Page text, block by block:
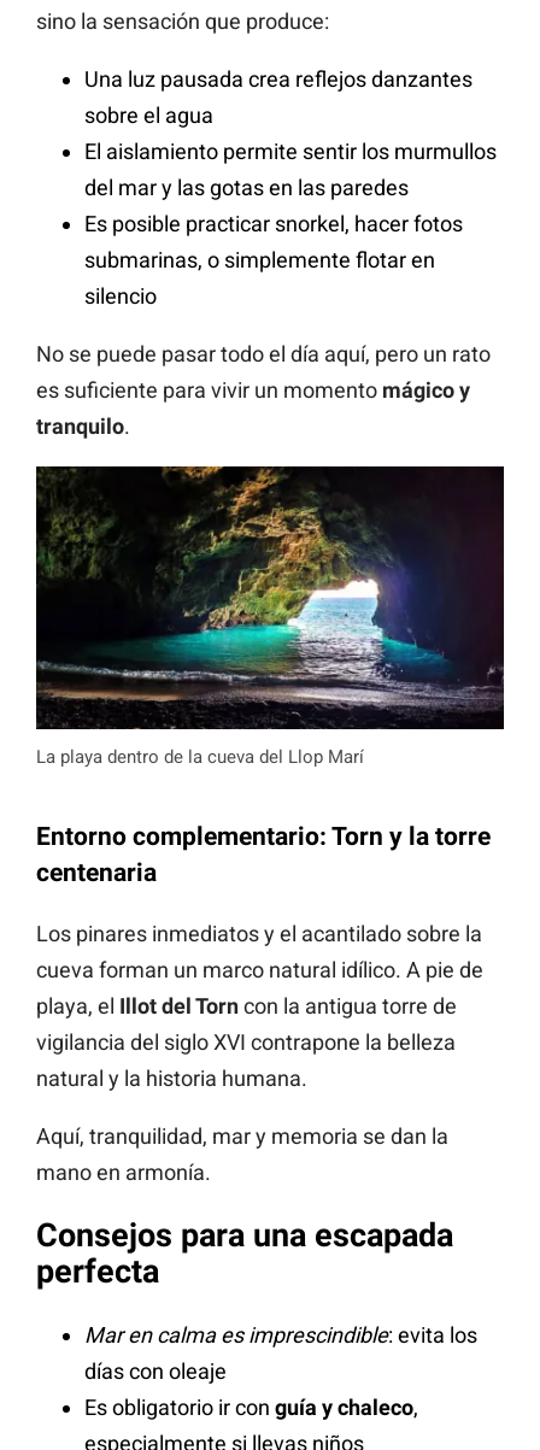
sino la sensación que produce:
Una luz pausada crea reflejos danzantes
sobre el agua
El aislamiento permite sentir los murmullos
del mar y las gotas en las paredes
Es posible practicar snorkel, hacer fotos
submarinas, o simplemente flotar en
silencio
No se puede pasar todo el día aquí, pero un rato
es suficiente para vivir un momento mágico y
tranquilo.
La playa dentro de la cueva del Llop Marí
Entorno complementario: Torn y la torre
centenaria
Los pinares inmediatos y el acantilado sobre la
cueva forman un marco natural idílico. A pie de
playa, el Illot del Torncon la antigua torre de
vigilancia del siglo XVI contrapone la belleza
natural y la historia humana.
Aquí, tranquilidad, mar y memoria se dan la
mano en armonía.
Consejos para una escapada
perfecta
Mar en calma es imprescindible: evita los
días con oleaje
Es obligatorio ir con guía y chaleco,
especialmente si llevas niños